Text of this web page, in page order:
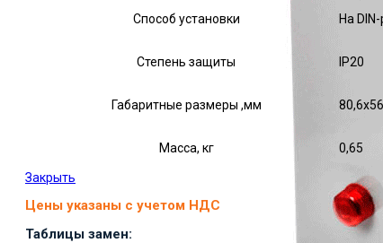
Способ установки На
Степень защиты IP20
Габаритные размеры ,мм
Масса, кг 0,65
Закрыть
Цены указаны с учетом НДС
Таблицы замен: